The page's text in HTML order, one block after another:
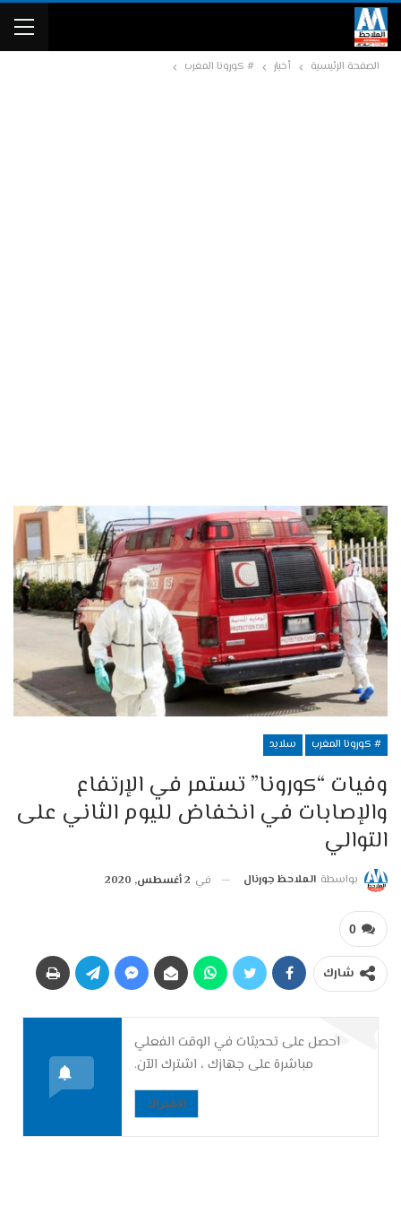
الصفحة الرئيسية أخبار # كورونا المغرب
# كورونا المغرب سلايد
وفيات “كورونا” تستمر في الإرتفاع
والإصابات في انخفاض لليوم الثاني على
التوالي
بواسطة الملاحظ جورنال في 2 أغسطس, 2020
0
شارك
احصل على تحديثات في الوقت الفعلي
مباشرة على جهازك ، اشترك الآن.
الاشتراك